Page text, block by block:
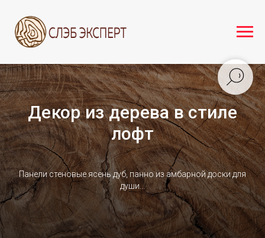
Декор из дерева в стиле
лофт
Панели стеновые ясень дуб, панно из амбарной доски для
души...